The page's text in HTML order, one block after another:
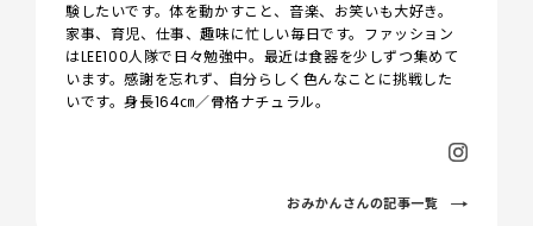
験したいです。体を動かすこと、音楽、お笑いも大好き。
家事、育児、仕事、趣味に忙しい毎日です。ファッション
はLEE100人隊で日々勉強中。最近は食器を少しずつ集めて
います。感謝を忘れず、自分らしく色んなことに挑戦した
いです。身長164㎝／骨格ナチュラル。
おみかんさんの記事一覧